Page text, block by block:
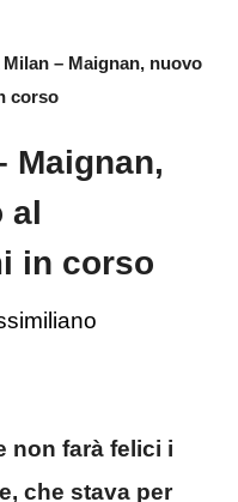
Milan – Maignan, nuovo
corso
Maignan,
al
in corso
non farà felici i
che stava per